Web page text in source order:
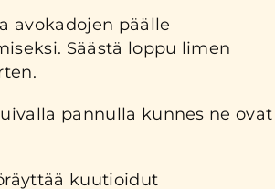
avokadojen päälle
Säästä loppu limen
pannulla kunnes ne ovat
kuutioidut